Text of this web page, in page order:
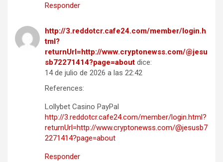
Responder
http://3.reddotcr.cafe24.com/member/login.h
tml?
returnUrl=http://www.cryptonewss.com/@jesu
sb72271414?page=about dice:
14 de julio de 2026 a las 22:42
References:
Lollybet Casino PayPal
http://3.reddotcr.cafe24.com/member/login.html?
returnUrl=http://www.cryptonewss.com/@jesusb7
2271414?page=about
Responder